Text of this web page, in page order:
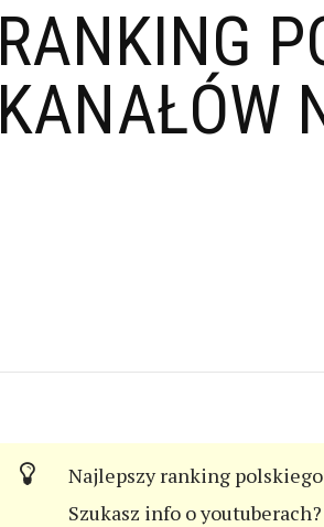
RANKING
KANAŁÓW
Najlepszy ranking
Szukasz info o